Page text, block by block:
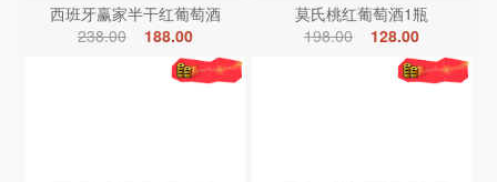
西班牙赢家半干红葡萄酒
238.00
188.00
莫氏桃红葡萄酒1瓶
198.00
128.00